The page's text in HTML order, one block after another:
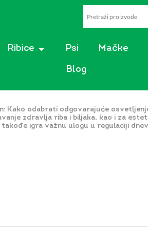
AKVARISTIKA
Ribice OPEN RIBICE
Psi Mačke
Blog
Kako odabrati odgovarajuće
zdravlja riba i biljaka, kao i za
igra važnu ulogu u regulaciji